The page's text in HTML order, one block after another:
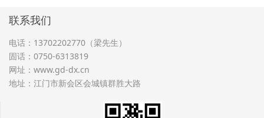
联系我们
电话：13702202770（梁先生）
固话：0750-6313819
网址： www.gd-dx.cn
地址：江门市新会区会城镇群胜大路